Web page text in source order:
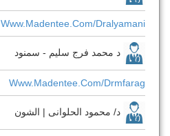
Www.madentee.com/dralyamani
د محمد فرج سليم - سمنود
Www.madentee.com/drmfarag
د/ محمود الحلوانى | الشون